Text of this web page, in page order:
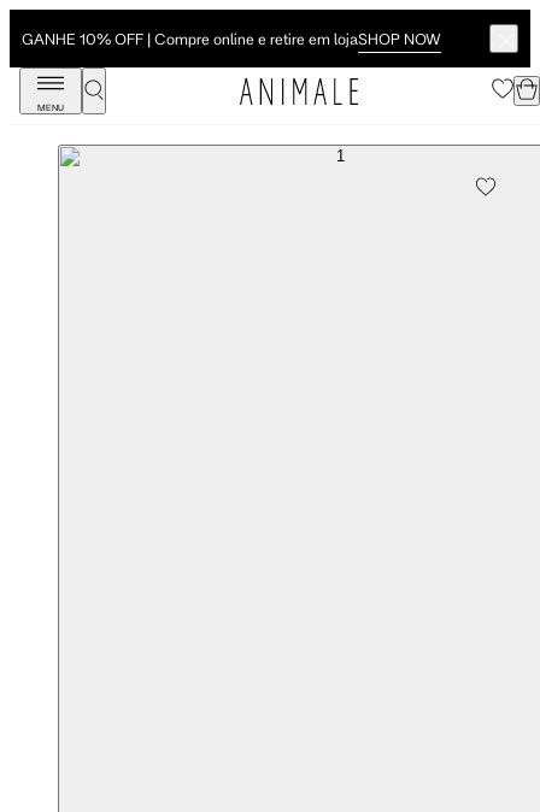
GANHE 10% OFF | Compre online e retire em lojaSHOP NOW
MENU